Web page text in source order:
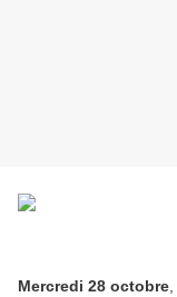
Mercredi 28 octobre